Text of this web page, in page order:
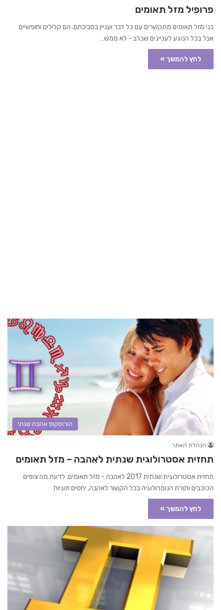
פרופיל מזל תאומים
בני מזל תאומים מתקשרים עם כל דבר ועניין בסביבתם. הם קלילים וחופשיים
אבל בכל הנוגע לעניינים שבלב - לא ממש…
לחץ להמשך »
הורוסקופ אהבה שנתי
הנהלת האתר
תחזית אסטרולוגית שנתית לאהבה – מזל תאומים
תחזית אסטרולוגית שנתית 2017 לאהבה - מזל תאומים. לדעת מה צופים
הכוכבים ותורת הנומרולוגיה בכל הקשור לאהבה, יחסים וזוגיות
לחץ להמשך »